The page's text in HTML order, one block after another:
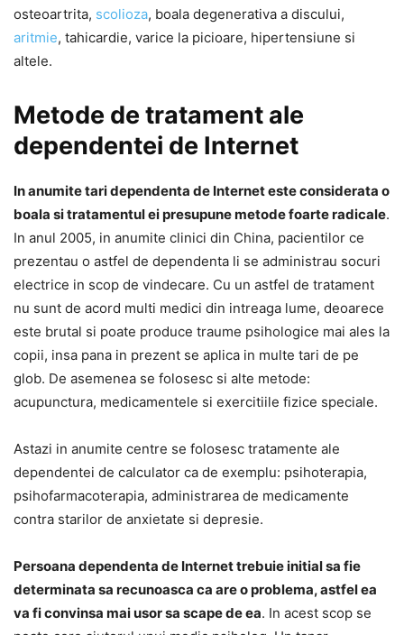
osteoartrita, scolioza, boala degenerativa a discului,
aritmie, tahicardie, varice la picioare, hipertensiune si
altele.
Metode de tratament ale
dependentei de Internet
In anumite tari dependenta de Internet este considerata o
boala si tratamentul ei presupune metode foarte radicale.
In anul 2005, in anumite clinici din China, pacientilor ce
prezentau o astfel de dependenta li se administrau socuri
electrice in scop de vindecare. Cu un astfel de tratament
nu sunt de acord multi medici din intreaga lume, deoarece
este brutal si poate produce traume psihologice mai ales la
copii, insa pana in prezent se aplica in multe tari de pe
glob. De asemenea se folosesc si alte metode:
acupunctura, medicamentele si exercitiile fizice speciale.
Astazi in anumite centre se folosesc tratamente ale
dependentei de calculator ca de exemplu: psihoterapia,
psihofarmacoterapia, administrarea de medicamente
contra starilor de anxietate si depresie.
Persoana dependenta de Internet trebuie initial sa fie
determinata sa recunoasca ca are o problema, astfel ea
va fi convinsa mai usor sa scape de ea. In acest scop se